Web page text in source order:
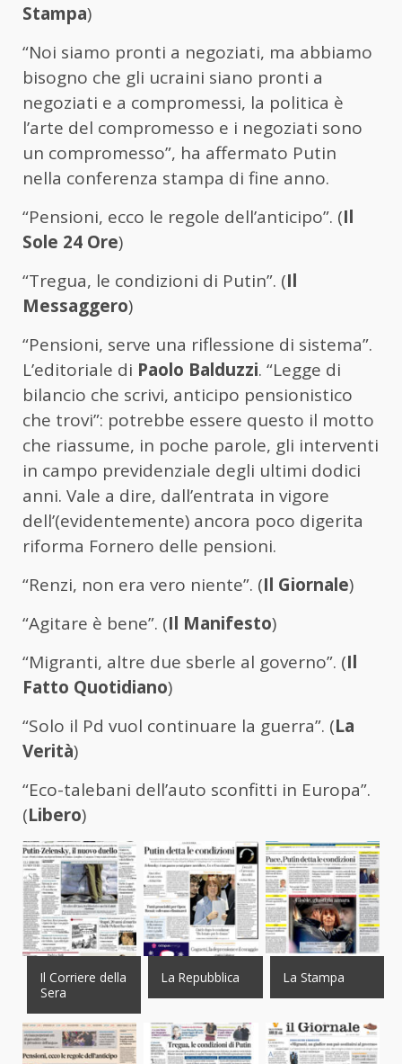
Stampa)
“Noi siamo pronti a negoziati, ma abbiamo
bisogno che gli ucraini siano pronti a
negoziati e a compromessi, la politica è
l’arte del compromesso e i negoziati sono
un compromesso”, ha affermato Putin
nella conferenza stampa di fine anno.
“Pensioni, ecco le regole dell’anticipo”. (Il
Sole 24 Ore)
“Tregua, le condizioni di Putin”. (Il
Messaggero)
“Pensioni, serve una riflessione di sistema”.
L’editoriale di Paolo Balduzzi. “Legge di
bilancio che scrivi, anticipo pensionistico
che trovi”: potrebbe essere questo il motto
che riassume, in poche parole, gli interventi
in campo previdenziale degli ultimi dodici
anni. Vale a dire, dall’entrata in vigore
dell’(evidentemente) ancora poco digerita
riforma Fornero delle pensioni.
“Renzi, non era vero niente”. (Il Giornale)
“Agitare è bene”. (Il Manifesto)
“Migranti, altre due sberle al governo”. (Il
Fatto Quotidiano)
“Solo il Pd vuol continuare la guerra”. (La
Verità)
“Eco-talebani dell’auto sconfitti in Europa”.
(Libero)
Il Corriere della
Sera
La Repubblica La Stampa